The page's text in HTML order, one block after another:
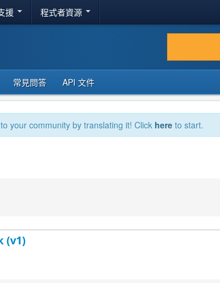
援 程式者資源
常見問答 API 文件
your community by translating it! Click here to start.
(v1)